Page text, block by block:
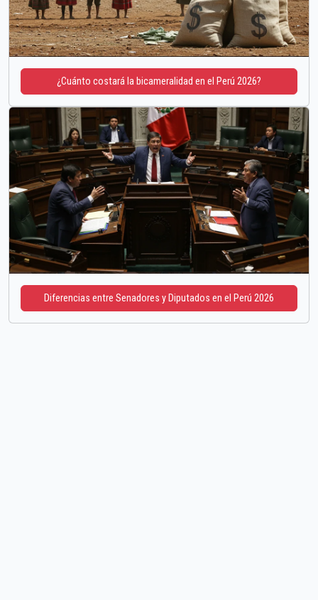
¿Cuánto costará la bicameralidad en el Perú 2026?
Diferencias entre Senadores y Diputados en el Perú 2026